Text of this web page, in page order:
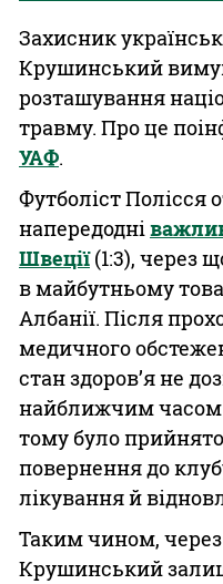
Захисник
Крушинський
розташування
травму. Про це
УАФ.
Футболіст
напередодні
Швеції(1:3), через
в майбутньому
Албанії. Після
медичного
стан здоров’я не
найближчим часом
тому було
повернення до
лікування й
Таким чином,
Крушинський